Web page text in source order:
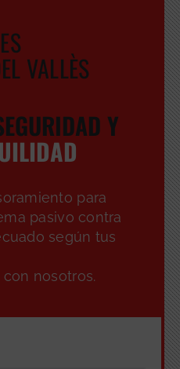
VALLÈS
Y
para
pasivo contra
según tus
nosotros.